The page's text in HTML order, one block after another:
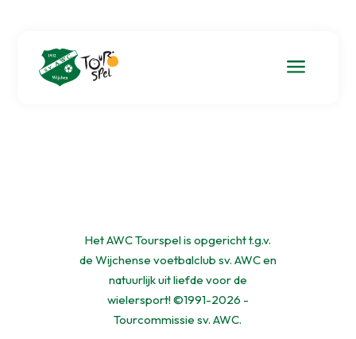
a
Het AWC Tourspel is opgericht t.g.v.
de Wijchense voetbalclub sv. AWC en
natuurlijk uit liefde voor de
wielersport! ©1991-2026 -
Tourcommissie sv. AWC.